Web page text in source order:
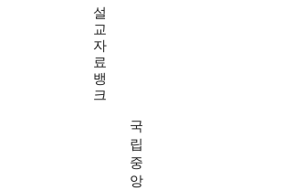
설
교
자
료
뱅
크
국
립
중
앙